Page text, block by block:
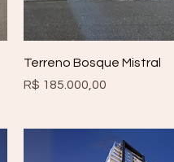
Terreno Bosque Mistral
Preço
R$ 185.000,00